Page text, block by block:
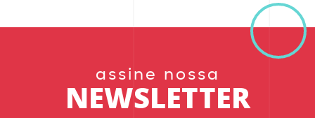
assine nossa
NEWSLETTER